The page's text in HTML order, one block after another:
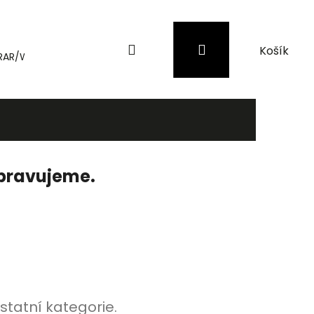
WinRAR Záložní zdroje (UPS) a přepěťové
PřihlášeníNákupní
košík
kategorie.